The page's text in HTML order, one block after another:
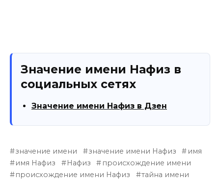
Значение имени Нафиз в
социальных сетях
Значение имени Нафиз в Дзен
значение имени значение имени Нафиз
имя
имя Нафиз
Нафиз
происхождение имени
происхождение имени Нафиз
тайна имени